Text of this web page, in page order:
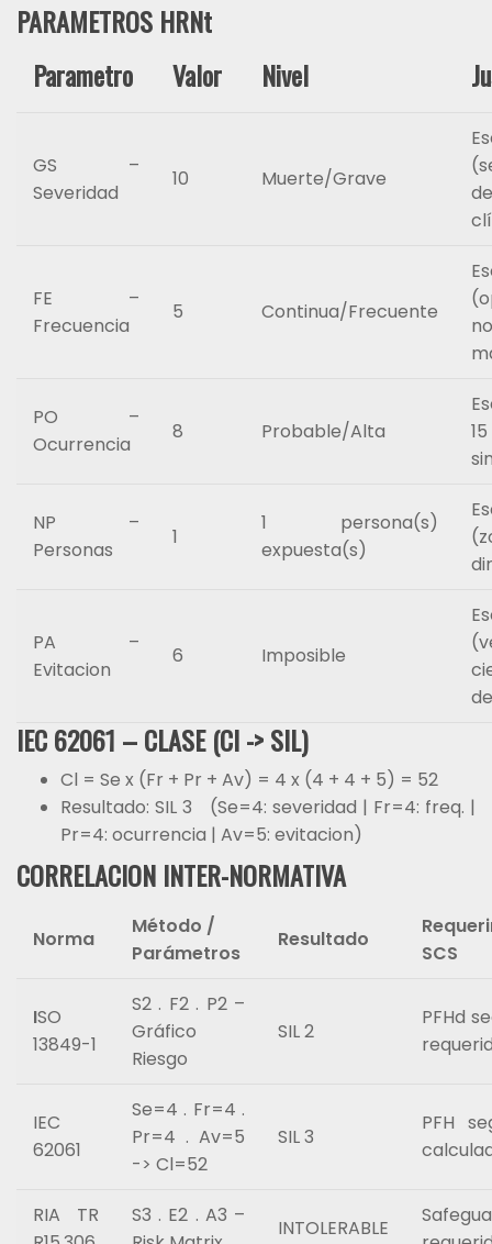
PARAMETROS HRNt
Parametro
Valor Nivel
GS –
Severidad
10 Muerte/Grave
FE –
Frecuencia
5 Continua/Frecuente
PO –
Ocurrencia
8 Probable/Alta
NP –
Personas
1
1 persona(s)
expuesta(s)
PA –
Evitacion
6 Imposible
IEC 62061 – CLASE (Cl -> SIL)
Cl = Se x (Fr + Pr + Av) = 4 x (4 + 4 + 5) = 52
Resultado: SIL 3 (Se=4: severidad | Fr=4: freq. |
Pr=4: ocurrencia | Av=5: evitacion)
CORRELACION INTER-NORMATIVA
Norma
Método /
Parámetros
Resultado
SCS
ISO
13849-1
S2 . F2 . P2 –
Gráfico
Riesgo
SIL 2
PFHd
IEC
62061
Se=4 . Fr=4 .
Pr=4 . Av=5
-> Cl=52
SIL 3
PFH
RIA TR
S3 . E2 . A3 –
INTOLERABLE